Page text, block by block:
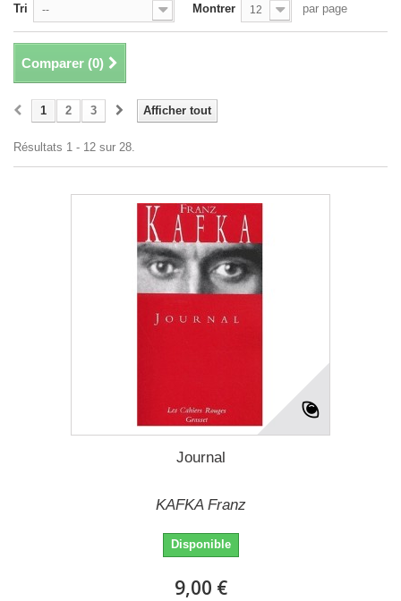
Tri -- Montrer 12 par page
Comparer (0)
Afficher tout
1 2 3
Résultats 1 - 12 sur 28.
Journal
KAFKA Franz
Disponible
9,00 €